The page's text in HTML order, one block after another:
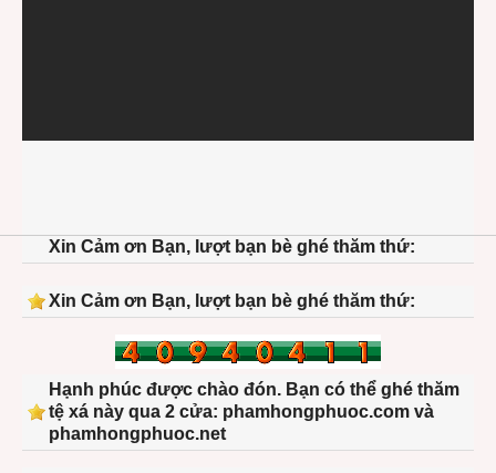
Xin Cảm ơn Bạn, lượt bạn bè ghé thăm thứ:
Xin Cảm ơn Bạn, lượt bạn bè ghé thăm thứ:
Hạnh phúc được chào đón. Bạn có thể ghé thăm
tệ xá này qua 2 cửa: phamhongphuoc.com và
phamhongphuoc.net